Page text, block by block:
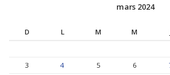
mars 2024
D L M M
3
4 5 6